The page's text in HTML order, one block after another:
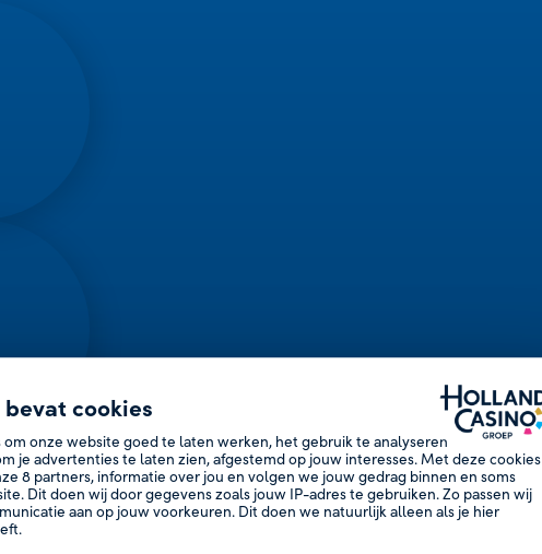
cookies
om onze website goed te laten werken, het gebruik te analyseren
je advertenties te laten zien, afgestemd op jouw interesses. Met deze cookies
8 partners, informatie over jou en volgen we jouw gedrag binnen en soms
Dit doen wij door gegevens zoals jouw IP-adres te gebruiken. Zo passen wij
aan op jouw voorkeuren. Dit doen we natuurlijk alleen als je hier